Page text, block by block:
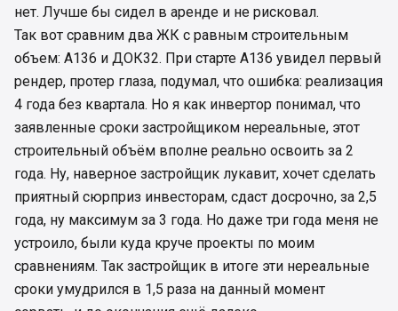
нет. Лучше бы сидел в аренде и не рисковал.
Так вот сравним два ЖК с равным строительным
объем: А136 и ДОК32. При старте А136 увидел первый
рендер, протер глаза, подумал, что ошибка: реализация
4 года без квартала. Но я как инвертор понимал, что
заявленные сроки застройщиком нереальные, этот
строительный объём вполне реально освоить за 2
года. Ну, наверное застройщик лукавит, хочет сделать
приятный сюрприз инвесторам, сдаст досрочно, за 2,5
года, ну максимум за 3 года. Но даже три года меня не
устроило, были куда круче проекты по моим
сравнениям. Так застройщик в итоге эти нереальные
сроки умудрился в 1,5 раза на данный момент